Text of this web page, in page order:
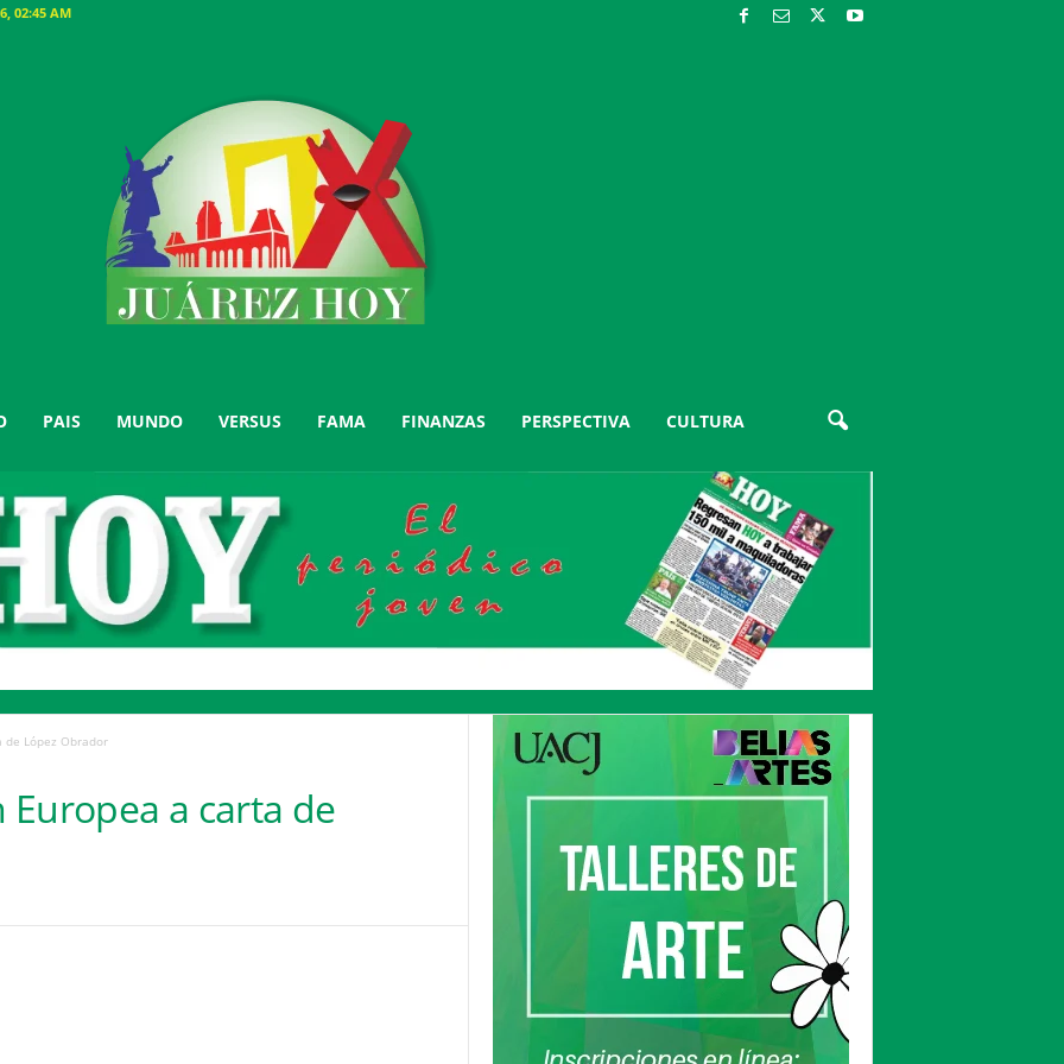
02:45 AM
PAIS MUNDO VERSUS FAMA FINANZAS PERSPECTIVA CULTURA
de López Obrador
Europea a carta de